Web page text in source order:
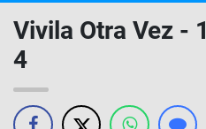
Vivila Otra Vez -
4